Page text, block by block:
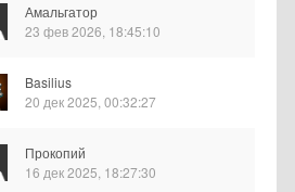
Амальгатор
23 фев 2026, 18:45:10
Basilius
20 дек 2025, 00:32:27
Прокопий
16 дек 2025, 18:27:30